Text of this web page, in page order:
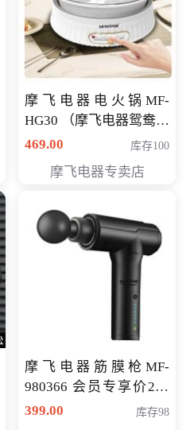
摩飞电器电火锅MF-
HG30 （摩飞电器鸳鸯锅
MF-HG30 ） 会员专享价
469.00 库存100
摩飞电器专卖店
摩飞电器筋膜枪MF-
980366 会员专享价299
元
399.00 库存98